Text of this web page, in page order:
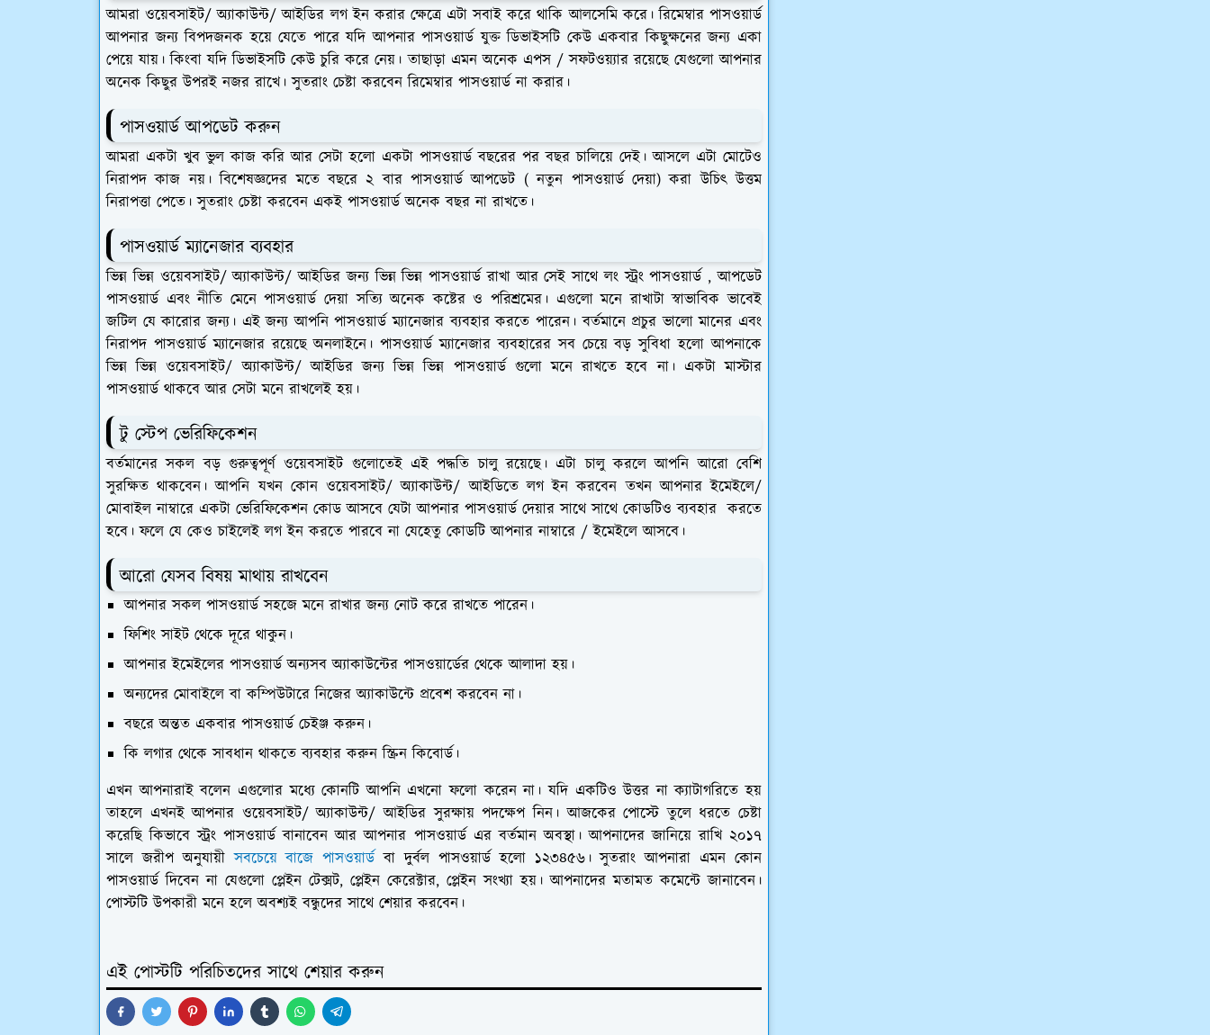
আমরা ওয়েবসাইট/ অ্যাকাউন্ট/ আইডির লগ ইন করার ক্ষেত্রে এটা সবাই করে থাকি আলসেমি করে। রিমেম্বার পাসওয়ার্ড
আপনার জন্য বিপদজনক হয়ে যেতে পারে যদি আপনার পাসওয়ার্ড যুক্ত ডিভাইসটি কেউ একবার কিছুক্ষনের জন্য একা
পেয়ে যায়। কিংবা যদি ডিভাইসটি কেউ চুরি করে নেয়। তাছাড়া এমন অনেক এপস / সফটওয়্যার রয়েছে যেগুলো আপনার
অনেক কিছুর উপরই নজর রাখে। সুতরাং চেষ্টা করবেন রিমেম্বার পাসওয়ার্ড না করার।
পাসওয়ার্ড আপডেট করুন
আমরা একটা খুব ভুল কাজ করি আর সেটা হলো একটা পাসওয়ার্ড বছরের পর বছর চালিয়ে দেই। আসলে এটা মোটেও
নিরাপদ কাজ নয়। বিশেষজ্ঞদের মতে বছরে ২ বার পাসওয়ার্ড আপডেট ( নতুন পাসওয়ার্ড দেয়া) করা উচিৎ উত্তম
নিরাপত্তা পেতে। সুতরাং চেষ্টা করবেন একই পাসওয়ার্ড অনেক বছর না রাখতে।
পাসওয়ার্ড ম্যানেজার ব্যবহার
ভিন্ন ভিন্ন ওয়েবসাইট/ অ্যাকাউন্ট/ আইডির জন্য ভিন্ন ভিন্ন পাসওয়ার্ড রাখা আর সেই সাথে লং স্ট্রং পাসওয়ার্ড , আপডেট
পাসওয়ার্ড এবং নীতি মেনে পাসওয়ার্ড দেয়া সত্যি অনেক কষ্টের ও পরিশ্রমের। এগুলো মনে রাখাটা স্বাভাবিক ভাবেই
জটিল যে কারোর জন্য। এই জন্য আপনি পাসওয়ার্ড ম্যানেজার ব্যবহার করতে পারেন। বর্তমানে প্রচুর ভালো মানের এবং
নিরাপদ পাসওয়ার্ড ম্যানেজার রয়েছে অনলাইনে। পাসওয়ার্ড ম্যানেজার ব্যবহারের সব চেয়ে বড় সুবিধা হলো আপনাকে
ভিন্ন ভিন্ন ওয়েবসাইট/ অ্যাকাউন্ট/ আইডির জন্য ভিন্ন ভিন্ন পাসওয়ার্ড গুলো মনে রাখতে হবে না। একটা মাস্টার
পাসওয়ার্ড থাকবে আর সেটা মনে রাখলেই হয়।
টু স্টেপ ভেরিফিকেশন
বর্তমানের সকল বড় গুরুত্বপূর্ণ ওয়েবসাইট গুলোতেই এই পদ্ধতি চালু রয়েছে। এটা চালু করলে আপনি আরো বেশি
সুরক্ষিত থাকবেন। আপনি যখন কোন ওয়েবসাইট/ অ্যাকাউন্ট/ আইডিতে লগ ইন করবেন তখন আপনার ইমেইলে/
মোবাইল নাম্বারে একটা ভেরিফিকেশন কোড আসবে যেটা আপনার পাসওয়ার্ড দেয়ার সাথে সাথে কোডটিও ব্যবহার করতে
হবে। ফলে যে কেও চাইলেই লগ ইন করতে পারবে না যেহেতু কোডটি আপনার নাম্বারে / ইমেইলে আসবে।
আরো যেসব বিষয় মাথায় রাখবেন
আপনার সকল পাসওয়ার্ড সহজে মনে রাখার জন্য নোট করে রাখতে পারেন।
ফিশিং সাইট থেকে দূরে থাকুন।
আপনার ইমেইলের পাসওয়ার্ড অন্যসব অ্যাকাউন্টের পাসওয়ার্ডের থেকে আলাদা হয়।
অন্যদের মোবাইলে বা কম্পিউটারে নিজের অ্যাকাউন্টে প্রবেশ করবেন না।
বছরে অন্তত একবার পাসওয়ার্ড চেইঞ্জ করুন।
কি লগার থেকে সাবধান থাকতে ব্যবহার করুন স্ক্রিন কিবোর্ড।
এখন আপনারাই বলেন এগুলোর মধ্যে কোনটি আপনি এখনো ফলো করেন না। যদি একটিও উত্তর না ক্যাটাগরিতে হয়
তাহলে এখনই আপনার ওয়েবসাইট/ অ্যাকাউন্ট/ আইডির সুরক্ষায় পদক্ষেপ নিন। আজকের পোস্টে তুলে ধরতে চেষ্টা
করেছি কিভাবে স্ট্রং পাসওয়ার্ড বানাবেন আর আপনার পাসওয়ার্ড এর বর্তমান অবস্থা। আপনাদের জানিয়ে রাখি ২০১৭
সালে জরীপ অনুযায়ীসবচেয়ে বাজে পাসওয়ার্ড বা দুর্বল পাসওয়ার্ড হলো ১২৩৪৫৬। সুতরাং আপনারা এমন কোন
পাসওয়ার্ড দিবেন না যেগুলো প্লেইন টেক্সট, প্লেইন কেরেক্টার, প্লেইন সংখ্যা হয়। আপনাদের মতামত কমেন্টে জানাবেন।
পোস্টটি উপকারী মনে হলে অবশ্যই বন্ধুদের সাথে শেয়ার করবেন।
এই পোস্টটি পরিচিতদের সাথে শেয়ার করুন